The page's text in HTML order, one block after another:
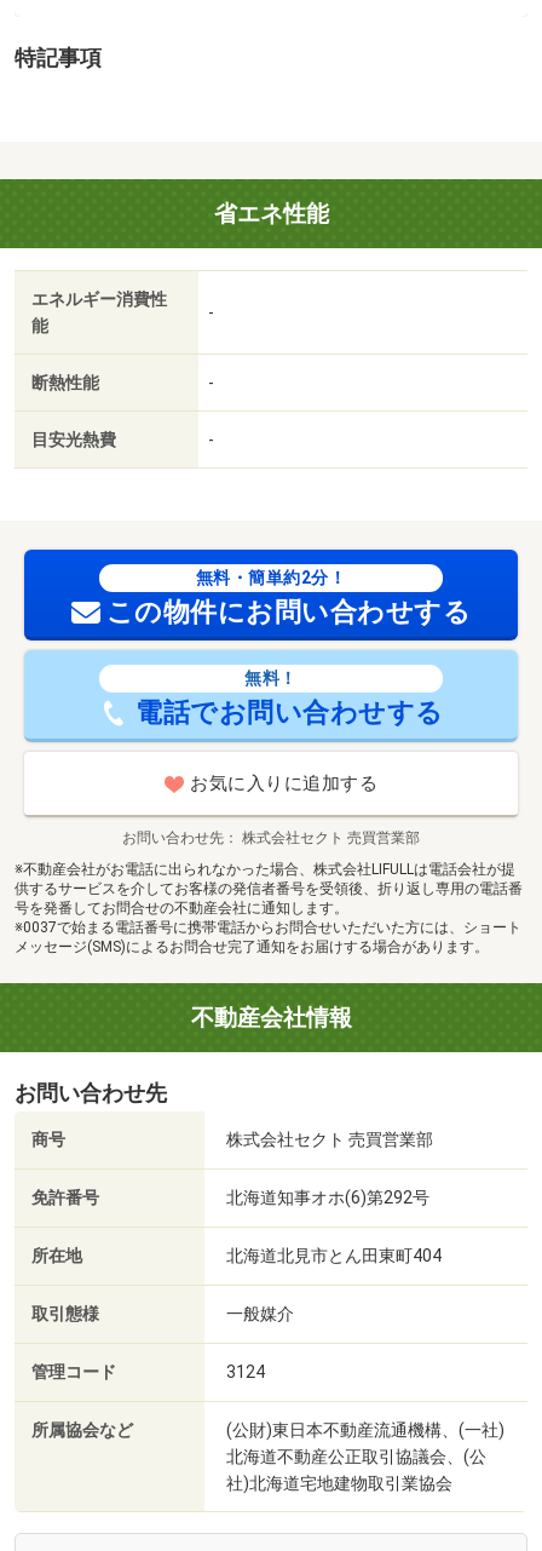
コンビニ（9,124m）
※温泉付きの宅地です。温泉利用料は無料。共用配管から
の引込み、共用配管の修繕等の費用は買主負担となりま
す。
地勢：平坦
国土法届出：不要
特記事項
省エネ性能
エネルギー消費性
能
-
断熱性能 -
目安光熱費 -
無料・簡単約2分！
この物件にお問い合わせする
無料！
電話でお問い合わせする
お気に入りに追加する
お問い合わせ先
株式会社セクト 売買営業部
※不動産会社がお電話に出られなかった場合、株式会社LIFULLは電話会社が提
供するサービスを介してお客様の発信者番号を受領後、折り返し専用の電話番
号を発番してお問合せの不動産会社に通知します。
※0037で始まる電話番号に携帯電話からお問合せいただいた方には、ショート
メッセージ(SMS)によるお問合せ完了通知をお届けする場合があります。
不動産会社情報
お問い合わせ先
商号 株式会社セクト 売買営業部
免許番号 北海道知事オホ(6)第292号
所在地 北海道北見市とん田東町404
取引態様 一般媒介
管理コード 3124
所属協会など
(公財)東日本不動産流通機構、(一社)
北海道不動産公正取引協議会、(公
社)北海道宅地建物取引業協会